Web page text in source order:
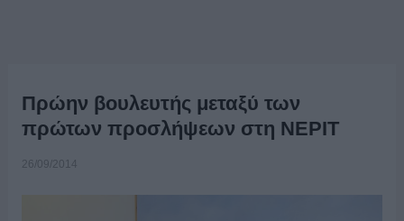
Πρώην βουλευτής μεταξύ των
πρώτων προσλήψεων στη ΝΕΡΙΤ
26/09/2014